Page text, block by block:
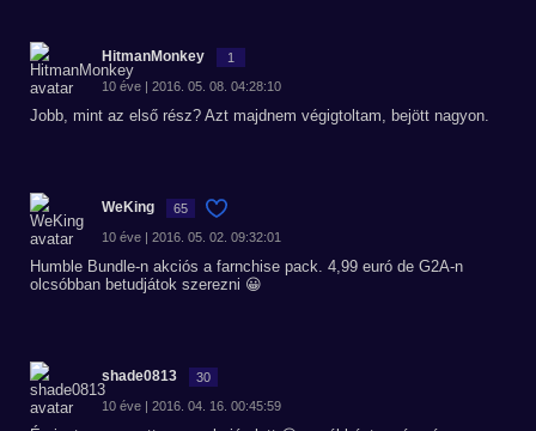
HitmanMonkey 1
10 éve | 2016. 05. 08. 04:28:10
Jobb, mint az első rész? Azt majdnem végigtoltam, bejött nagyon.
WeKing 65
10 éve | 2016. 05. 02. 09:32:01
Humble Bundle-n akciós a farnchise pack. 4,99 euró de G2A-n
olcsóbban betudjátok szerezni 😀
shade0813 30
10 éve | 2016. 04. 16. 00:45:59